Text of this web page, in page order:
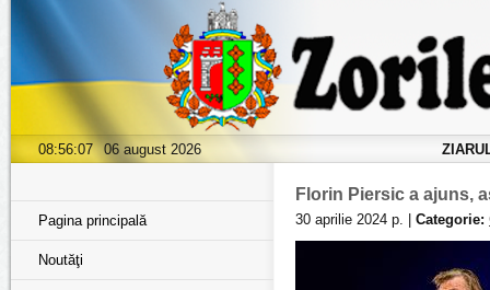
08:56:08 06 august 2026
Pagina principală
Noutăţi
Florin Piersic a ajuns,
30 aprilie 2024 р. | Categorie: